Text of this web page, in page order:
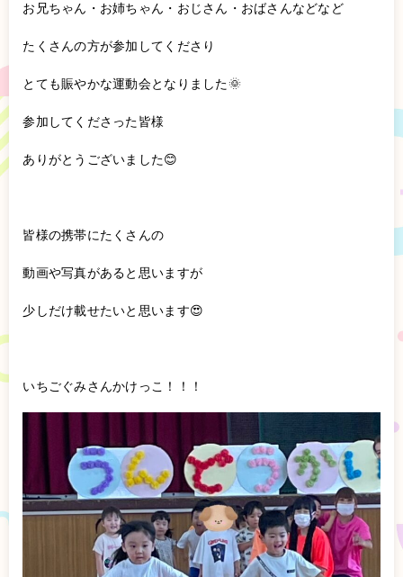
お兄ちゃん・お姉ちゃん・おじさん・おばさんなどなど
たくさんの方が参加してくださり
とても賑やかな運動会となりました🌞
参加してくださった皆様
ありがとうございました😊
皆様の携帯にたくさんの
動画や写真があると思いますが
少しだけ載せたいと思います😍
いちごぐみさんかけっこ！！！